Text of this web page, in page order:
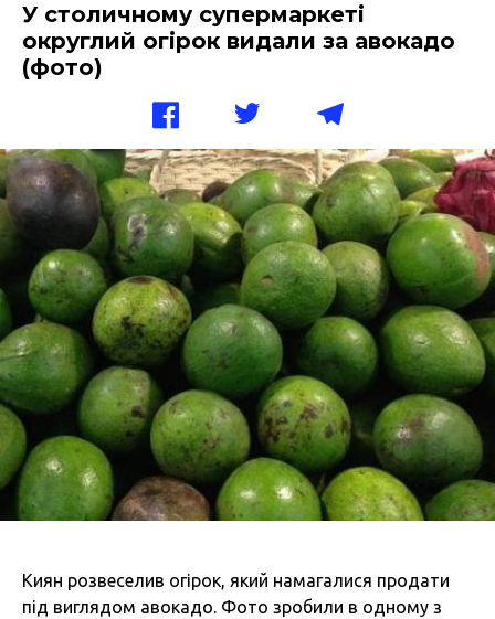
У столичному супермаркеті
округлий огірок видали за авокадо
(фото)
Киян розвеселив огірок, який намагалися продати
під виглядом авокадо. Фото зробили в одному з